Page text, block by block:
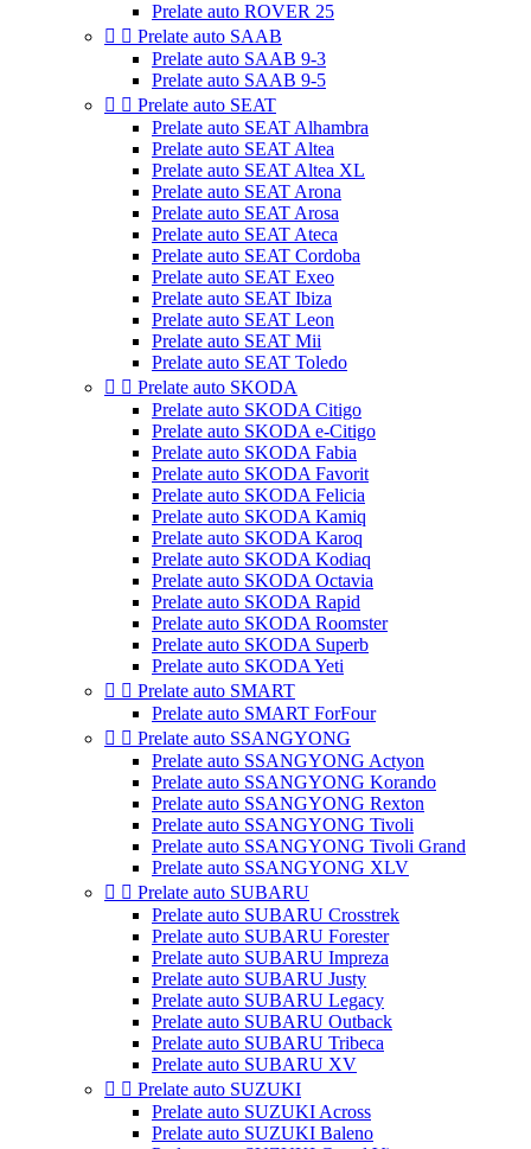
Prelate auto ROVER 25
  Prelate auto SAAB
Prelate auto SAAB 9-3
Prelate auto SAAB 9-5
  Prelate auto SEAT
Prelate auto SEAT Alhambra
Prelate auto SEAT Altea
Prelate auto SEAT Altea XL
Prelate auto SEAT Arona
Prelate auto SEAT Arosa
Prelate auto SEAT Ateca
Prelate auto SEAT Cordoba
Prelate auto SEAT Exeo
Prelate auto SEAT Ibiza
Prelate auto SEAT Leon
Prelate auto SEAT Mii
Prelate auto SEAT Toledo
  Prelate auto SKODA
Prelate auto SKODA Citigo
Prelate auto SKODA e-Citigo
Prelate auto SKODA Fabia
Prelate auto SKODA Favorit
Prelate auto SKODA Felicia
Prelate auto SKODA Kamiq
Prelate auto SKODA Karoq
Prelate auto SKODA Kodiaq
Prelate auto SKODA Octavia
Prelate auto SKODA Rapid
Prelate auto SKODA Roomster
Prelate auto SKODA Superb
Prelate auto SKODA Yeti
  Prelate auto SMART
Prelate auto SMART ForFour
  Prelate auto SSANGYONG
Prelate auto SSANGYONG Actyon
Prelate auto SSANGYONG Korando
Prelate auto SSANGYONG Rexton
Prelate auto SSANGYONG Tivoli
Prelate auto SSANGYONG Tivoli Grand
Prelate auto SSANGYONG XLV
  Prelate auto SUBARU
Prelate auto SUBARU Crosstrek
Prelate auto SUBARU Forester
Prelate auto SUBARU Impreza
Prelate auto SUBARU Justy
Prelate auto SUBARU Legacy
Prelate auto SUBARU Outback
Prelate auto SUBARU Tribeca
Prelate auto SUBARU XV
  Prelate auto SUZUKI
Prelate auto SUZUKI Across
Prelate auto SUZUKI Baleno